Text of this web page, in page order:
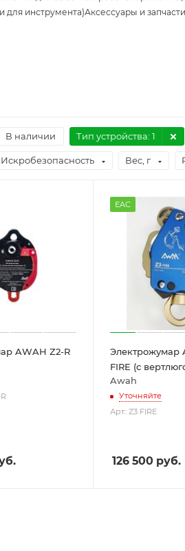
для инструмента)Аксессуары и запчасти
В наличии Тип устройства: 1
Искробезопасность Вес, г
AWAH Z2-R
EAC
Электрожумар
FIRE (с
Awah
Уточняйте
Арт.: Z3 FIRE
126 500 руб.